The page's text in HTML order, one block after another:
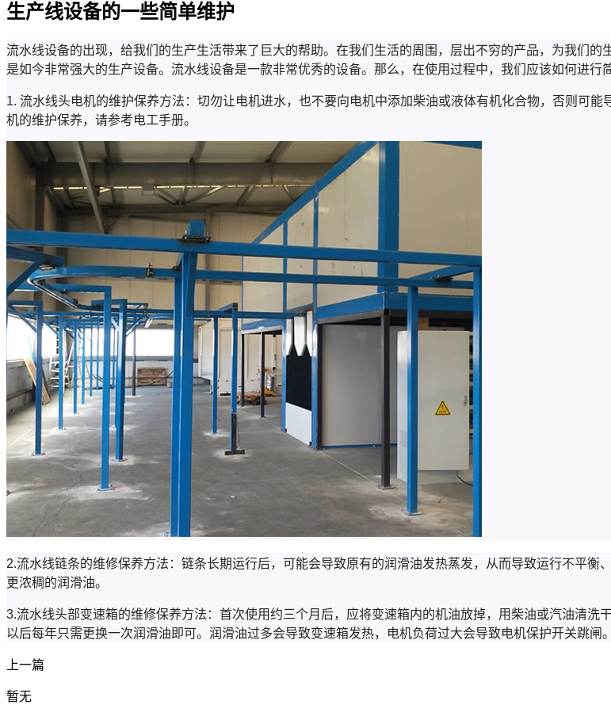
生产线设备的一些简单维护
流水线设备的出现，给我们的生产生活带来了巨大的帮助。在我们生活的周围，层出不穷的产品，为我们
是如今非常强大的生产设备。流水线设备是一款非常优秀的设备。那么，在使用过程中，我们应该如何进行
1. 流水线头电机的维护保养方法：切勿让电机进水，也不要向电机中添加柴油或液体有机化合物，否则可
机的维护保养，请参考电工手册。
2.流水线链条的维修保养方法：链条长期运行后，可能会导致原有的润滑油发热蒸发，从而导致运行不平
更浓稠的润滑油。
3.流水线头部变速箱的维修保养方法：首次使用约三个月后，应将变速箱内的机油放掉，用柴油或汽油清洗
以后每年只需更换一次润滑油即可。润滑油过多会导致变速箱发热，电机负荷过大会导致电机保护开关跳闸
上一篇
暂无